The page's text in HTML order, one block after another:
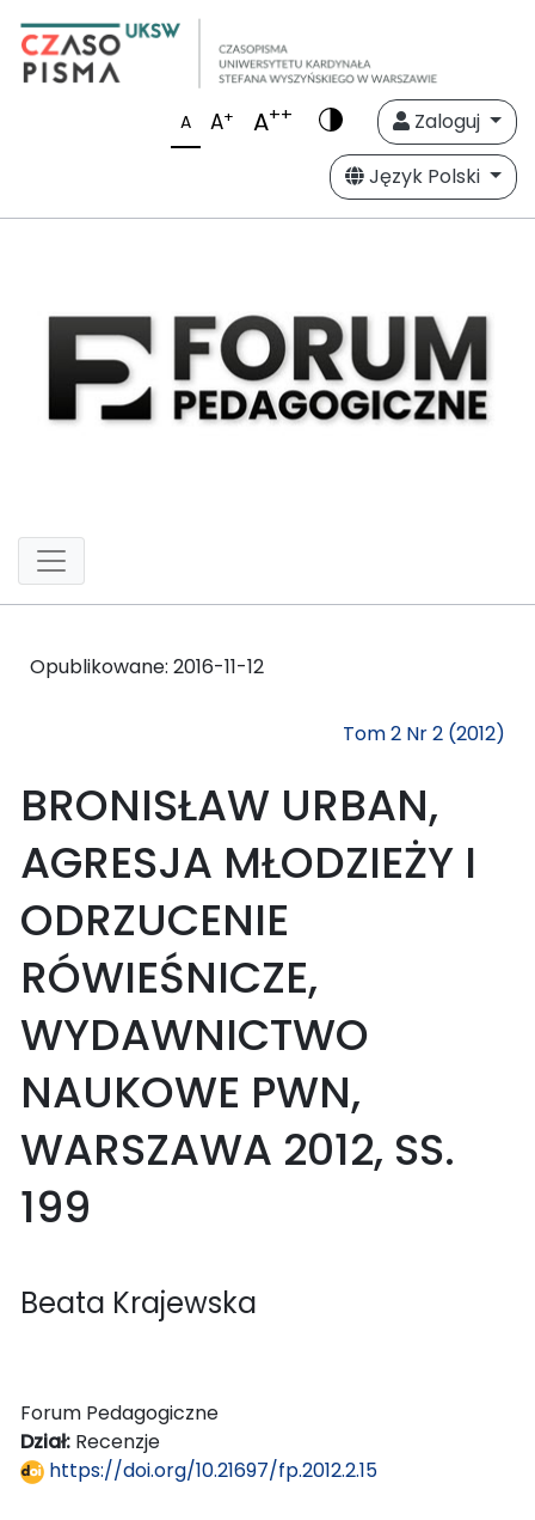
A A+ A++
Zaloguj
Język Polski
Opublikowane: 2016-11-12
Tom 2 Nr 2 (2012)
BRONISŁAW URBAN,
AGRESJA MŁODZIEŻY I
ODRZUCENIE
RÓWIEŚNICZE,
WYDAWNICTWO
NAUKOWE PWN,
WARSZAWA 2012, SS.
199
Beata Krajewska
Forum Pedagogiczne
Dział: Recenzje
https://doi.org/10.21697/fp.2012.2.15